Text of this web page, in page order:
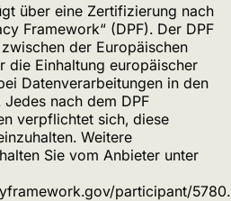
über eine Zertifizierung nach
Framework“ (DPF). Der DPF
der Europäischen
die Einhaltung europäischer
Datenverarbeitungen in den
nach dem DPF
verpflichtet sich, diese
Weitere
Sie vom Anbieter unter
participant/5780.